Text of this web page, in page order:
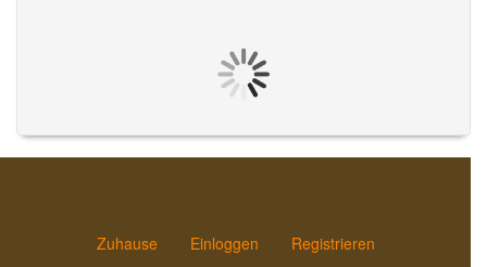
Zuhause Einloggen
Registrieren